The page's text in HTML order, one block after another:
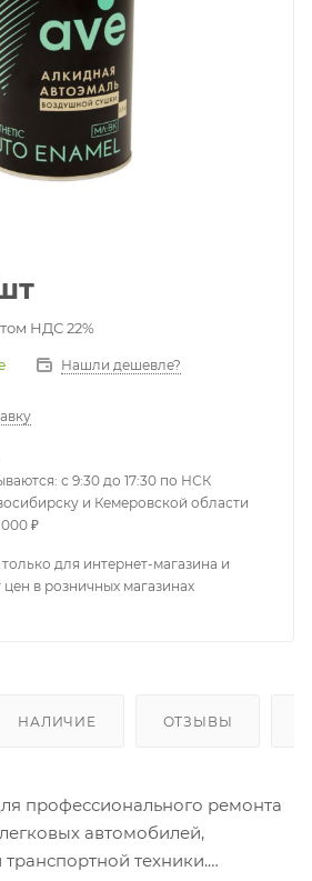
НДС 22%
Нашли дешевле?
с 9:30 до 17:30 по НСК
и Кемеровской области
₽
для интернет-магазина и
в розничных магазинах
НАЛИЧИЕ ОТЗЫВЫ
профессионального ремонта
автомобилей,
техники.